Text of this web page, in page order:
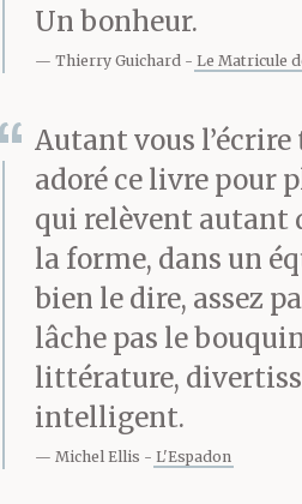
Un bonheur.
Thierry Guichard Le Matricule
Autant vous l’écrire
adoré ce livre pour
qui relèvent autant
la forme, dans un
bien le dire, assez
lâche pas le
littérature,
intelligent.
Michel Ellis L'Espadon